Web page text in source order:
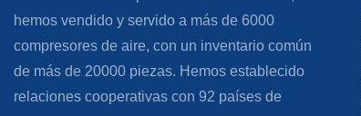
hemos vendido y servido a más de 6000
compresores de aire, con un inventario común
de más de 20000 piezas. Hemos establecido
relaciones cooperativas con 92 países de